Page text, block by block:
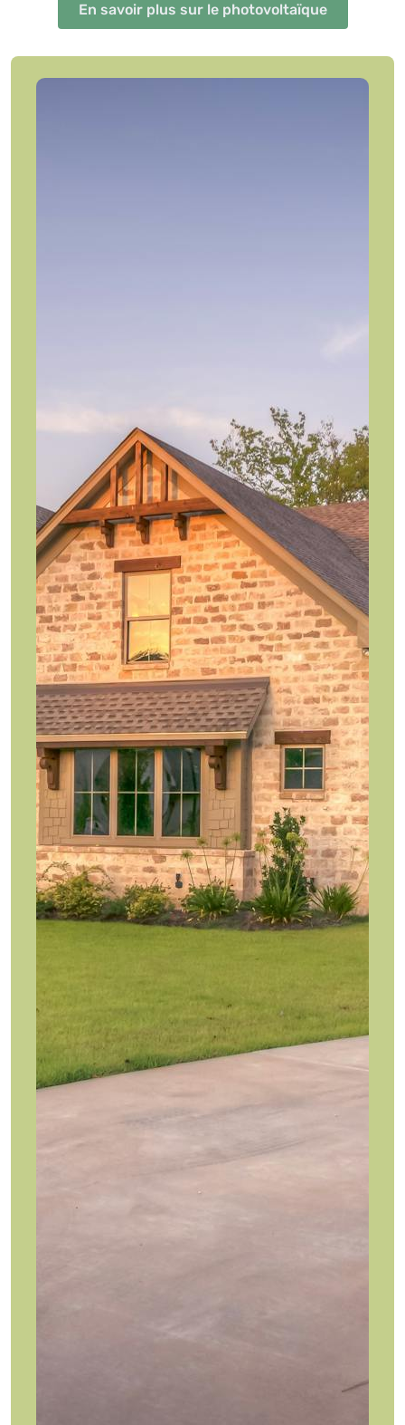
En savoir plus sur le photovoltaïque